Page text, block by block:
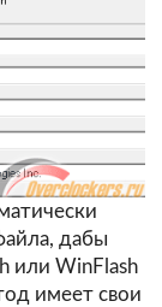
дабы
или WinFlash
имеет свои